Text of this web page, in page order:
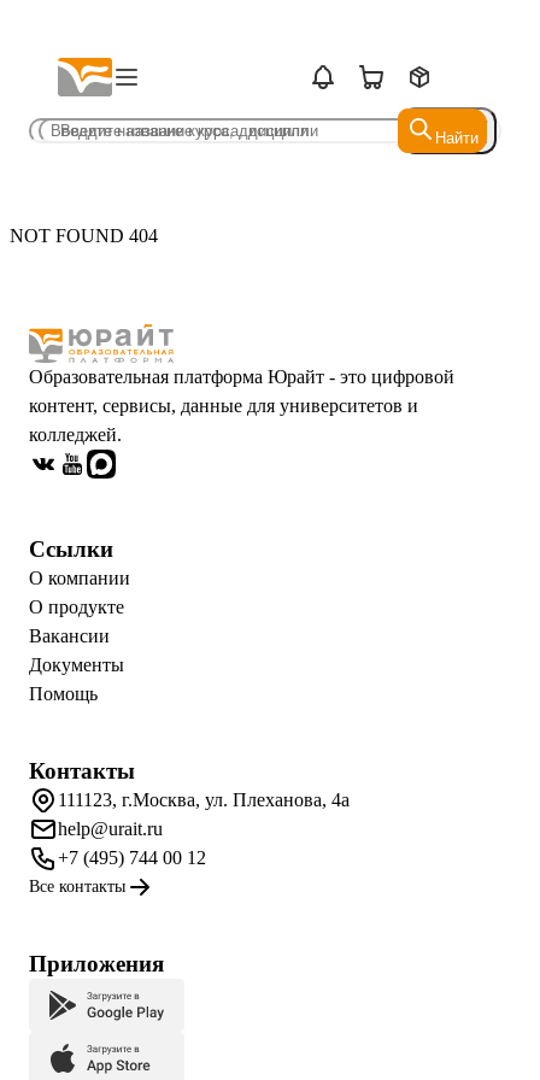
Найти
Найти
NOT FOUND 404
Образовательная платформа Юрайт - это цифровой
контент, сервисы, данные для университетов и
колледжей.
Ссылки
О компании
О продукте
Вакансии
Документы
Помощь
Контакты
111123, г.Москва, ул. Плеханова, 4а
help@urait.ru
+7 (495) 744 00 12
Все контакты
Приложения